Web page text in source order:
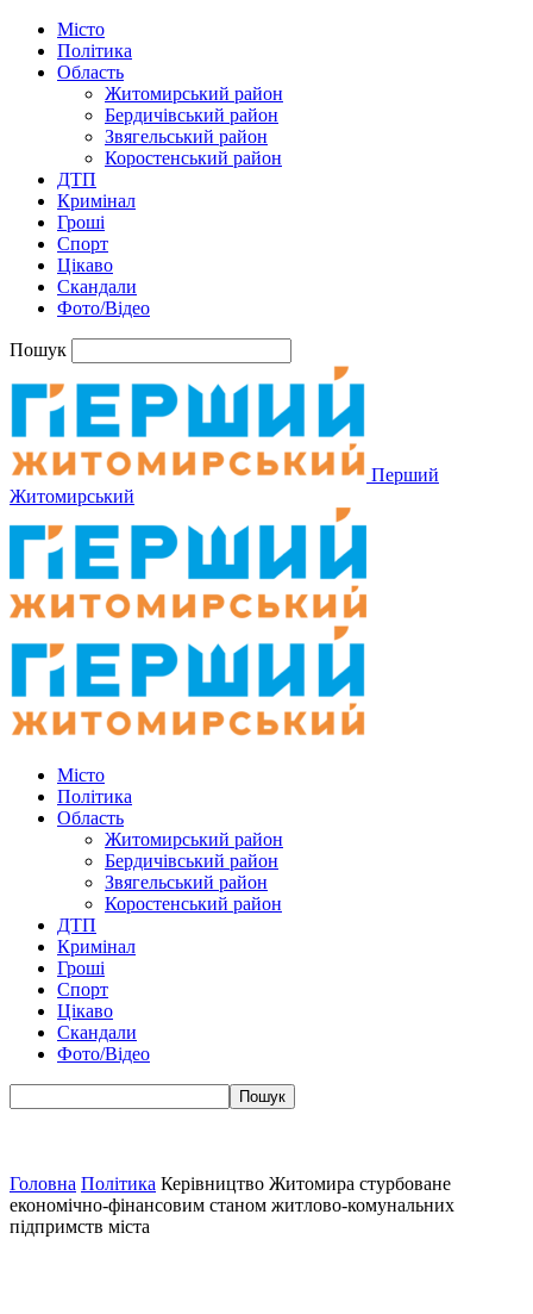
Місто
Політика
Область
Житомирський район
Бердичівський район
Звягельський район
Коростенський район
ДТП
Кримінал
Гроші
Спорт
Цікаво
Скандали
Фото/Відео
Пошук
Перший
Житомирський
Місто
Політика
Область
Житомирський район
Бердичівський район
Звягельський район
Коростенський район
ДТП
Кримінал
Гроші
Спорт
Цікаво
Скандали
Фото/Відео
Головна Політика Керівництво Житомира стурбоване
економічно-фінансовим станом житлово-комунальних
підпримств міста